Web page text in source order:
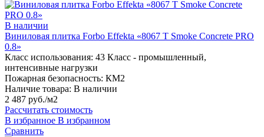
В наличии
Виниловая плитка Forbo Effekta «8067 T Smoke Concrete PRO
0.8»
Класс использования: 43 Класс - промышленный,
интенсивные нагрузки
Пожарная безопасность: КМ2
Наличие товара: В наличии
2 487 руб./м2
Рассчитать стоимость
В избранное В избранном
Сравнить